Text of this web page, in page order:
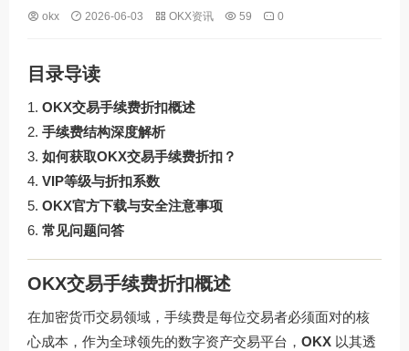
okx 2026-06-03 OKX资讯 59 0
目录导读
OKX交易手续费折扣概述
手续费结构深度解析
如何获取OKX交易手续费折扣？
VIP等级与折扣系数
OKX官方下载与安全注意事项
常见问题问答
OKX交易手续费折扣概述
在加密货币交易领域，手续费是每位交易者必须面对的核
心成本，作为全球领先的数字资产交易平台， OKX 以其透